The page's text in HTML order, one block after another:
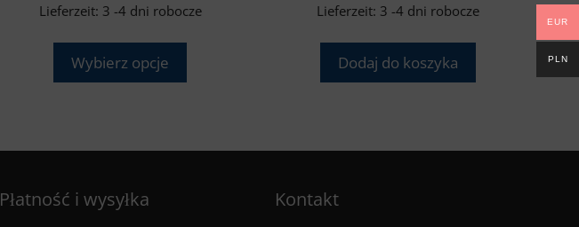
Lieferzeit: 3 -4 dni robocze
Wybierz opcje
Lieferzeit: 3 -4 dni robocze
Dodaj do koszyka
Płatność i wysyłka Kontakt
EUR
PLN